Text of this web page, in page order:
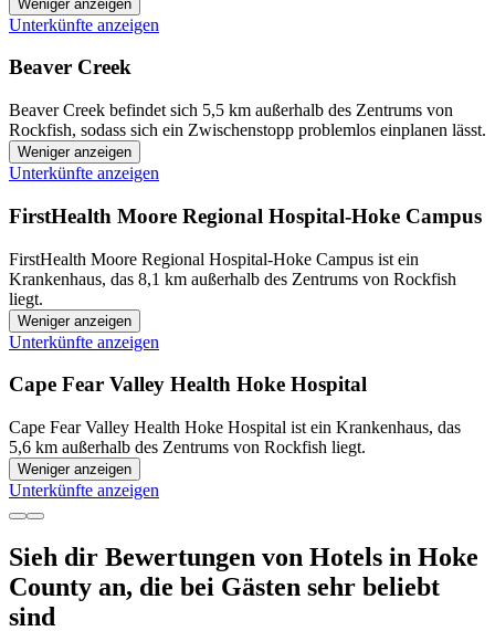
Weniger anzeigen
Unterkünfte anzeigen
Beaver Creek
Beaver Creek befindet sich 5,5 km außerhalb des Zentrums von
Rockfish, sodass sich ein Zwischenstopp problemlos einplanen lässt.
Weniger anzeigen
Unterkünfte anzeigen
FirstHealth Moore Regional Hospital-Hoke Campus
FirstHealth Moore Regional Hospital-Hoke Campus ist ein
Krankenhaus, das 8,1 km außerhalb des Zentrums von Rockfish
liegt.
Weniger anzeigen
Unterkünfte anzeigen
Cape Fear Valley Health Hoke Hospital
Cape Fear Valley Health Hoke Hospital ist ein Krankenhaus, das
5,6 km außerhalb des Zentrums von Rockfish liegt.
Weniger anzeigen
Unterkünfte anzeigen
Sieh dir Bewertungen von Hotels in Hoke
County an, die bei Gästen sehr beliebt
sind